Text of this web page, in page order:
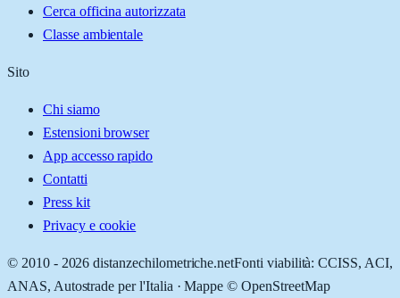
Cerca officina autorizzata
Classe ambientale
Sito
Chi siamo
Estensioni browser
App accesso rapido
Contatti
Press kit
Privacy e cookie
© 2010 - 2026 distanzechilometriche.netFonti viabilità: CCISS, ACI,
ANAS, Autostrade per l'Italia · Mappe © OpenStreetMap